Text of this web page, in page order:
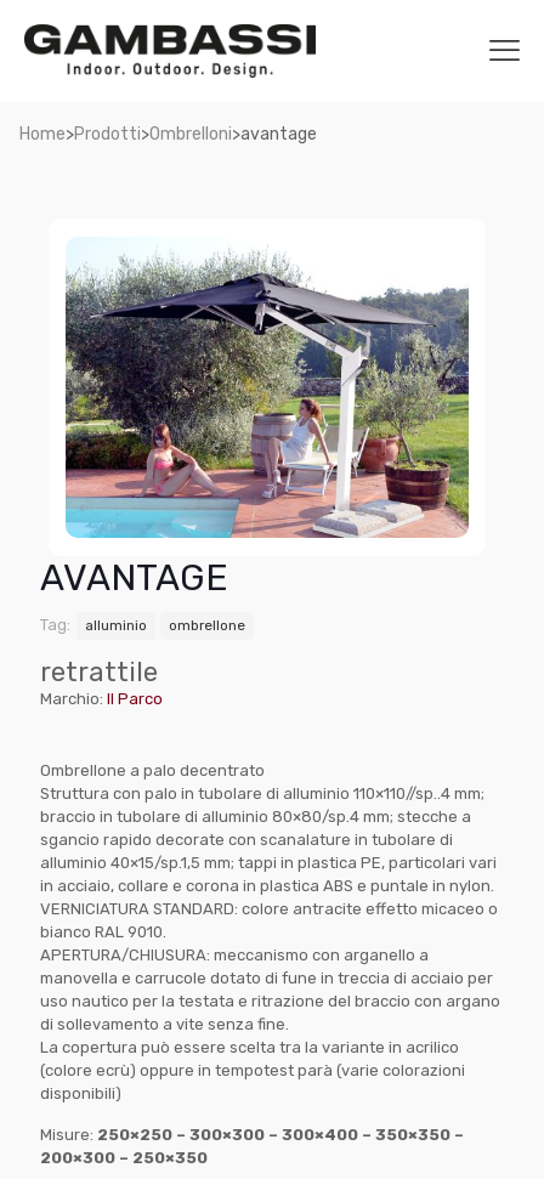
Home>Prodotti>Ombrelloni>avantage
AVANTAGE
Tag: alluminio ombrellone
retrattile
Marchio: Il Parco
Ombrellone a palo decentrato
Struttura con palo in tubolare di alluminio 110×110//sp..4 mm;
braccio in tubolare di alluminio 80×80/sp.4 mm; stecche a
sgancio rapido decorate con scanalature in tubolare di
alluminio 40×15/sp.1,5 mm; tappi in plastica PE, particolari vari
in acciaio, collare e corona in plastica ABS e puntale in nylon.
VERNICIATURA STANDARD: colore antracite effetto micaceo o
bianco RAL 9010.
APERTURA/CHIUSURA: meccanismo con arganello a
manovella e carrucole dotato di fune in treccia di acciaio per
uso nautico per la testata e ritrazione del braccio con argano
di sollevamento a vite senza fine.
La copertura può essere scelta tra la variante in acrilico
(colore ecrù) oppure in tempotest parà (varie colorazioni
disponibili)
Misure: 250×250 – 300×300 – 300×400 – 350×350 –
200×300 – 250×350